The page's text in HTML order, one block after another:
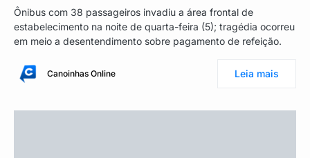
Ônibus com 38 passageiros invadiu a área frontal de
estabelecimento na noite de quarta-feira (5); tragédia ocorreu
em meio a desentendimento sobre pagamento de refeição.
Canoinhas Online Leia mais